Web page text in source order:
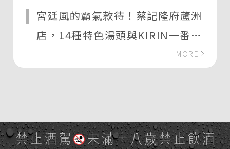
宮廷風的霸氣款待！蔡記隆府蘆洲
店，14種特色湯頭與KIRIN一番搾
MORE
禁止酒駕 未滿十八歲禁止飲酒